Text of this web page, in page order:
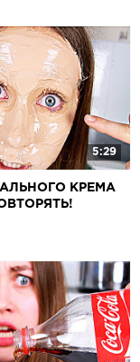
5:29
КРЕМА